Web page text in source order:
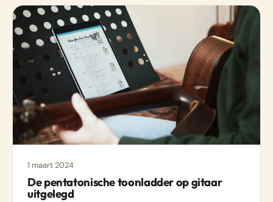
1 maart 2024
De pentatonische toonladder op gitaar
uitgelegd